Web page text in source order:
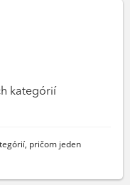
kategórií
pričom jeden